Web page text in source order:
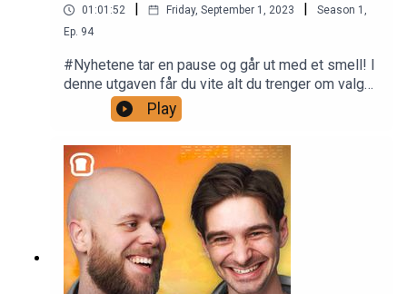
01:01:52 Friday, September 1, 2023 Season 1 ,
Ep. 94
#Nyhetene tar en pause og går ut med et smell! I
denne utgaven får du vite alt du trenger om valget
den 11.september når Christoffer vurderer om
han skal finne seg et parti å stemme på eller om
han skal stemme blankt. Vi snakker også om den
siste saken i rekken av kaos rundt regjeringen,
nemlig aksjekjøpene til Utenriksminister Anniken
Huitfeldts mann. I tillegg får du høre om tidenes
drap i Russland, den tafsete spanske
fotballpresidenten og hans sultestreikende mor,
ny koronavirus-variant, enorme premiepenger til
den norske gromgutten i golfens verden og
Play